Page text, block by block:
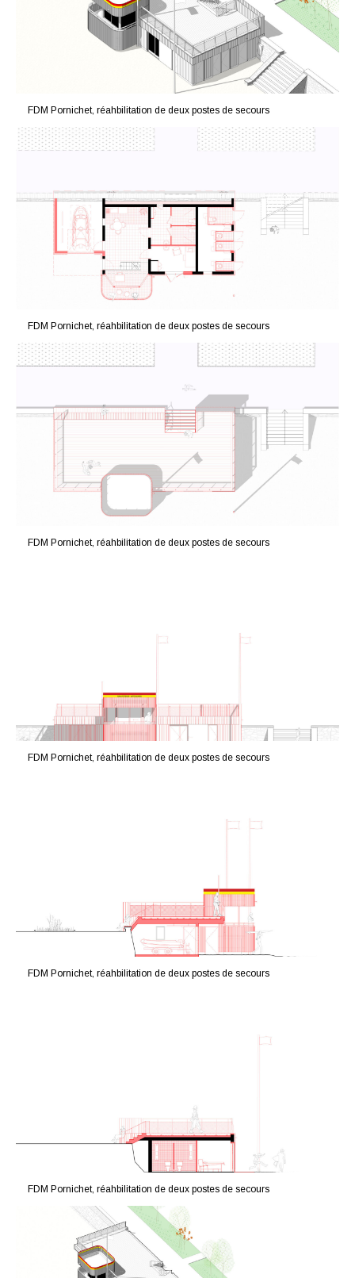
FDM Pornichet, réahbilitation de deux postes de secours
FDM Pornichet, réahbilitation de deux postes de secours
FDM Pornichet, réahbilitation de deux postes de secours
FDM Pornichet, réahbilitation de deux postes de secours
FDM Pornichet, réahbilitation de deux postes de secours
FDM Pornichet, réahbilitation de deux postes de secours